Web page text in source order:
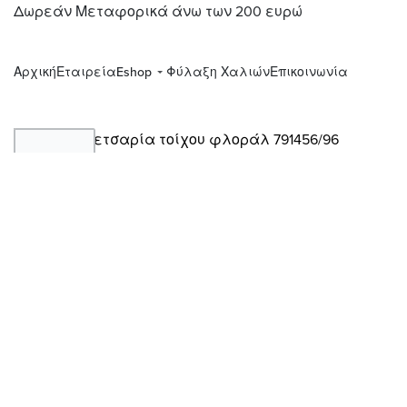
Δωρεάν Μεταφορικά άνω των 200 ευρώ
ΑρχικήΕταιρείαEshop Φύλαξη ΧαλιώνΕπικοινωνία